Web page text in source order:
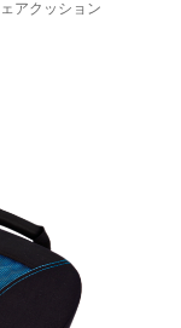
アクッション